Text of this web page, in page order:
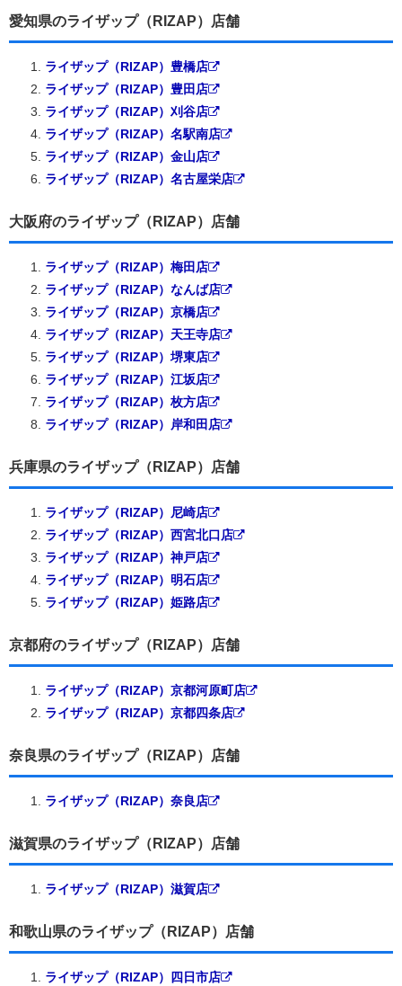
愛知県のライザップ（RIZAP）店舗
ライザップ（RIZAP）豊橋店
ライザップ（RIZAP）豊田店
ライザップ（RIZAP）刈谷店
ライザップ（RIZAP）名駅南店
ライザップ（RIZAP）金山店
ライザップ（RIZAP）名古屋栄店
大阪府のライザップ（RIZAP）店舗
ライザップ（RIZAP）梅田店
ライザップ（RIZAP）なんば店
ライザップ（RIZAP）京橋店
ライザップ（RIZAP）天王寺店
ライザップ（RIZAP）堺東店
ライザップ（RIZAP）江坂店
ライザップ（RIZAP）枚方店
ライザップ（RIZAP）岸和田店
兵庫県のライザップ（RIZAP）店舗
ライザップ（RIZAP）尼崎店
ライザップ（RIZAP）西宮北口店
ライザップ（RIZAP）神戸店
ライザップ（RIZAP）明石店
ライザップ（RIZAP）姫路店
京都府のライザップ（RIZAP）店舗
ライザップ（RIZAP）京都河原町店
ライザップ（RIZAP）京都四条店
奈良県のライザップ（RIZAP）店舗
ライザップ（RIZAP）奈良店
滋賀県のライザップ（RIZAP）店舗
ライザップ（RIZAP）滋賀店
和歌山県のライザップ（RIZAP）店舗
ライザップ（RIZAP）四日市店